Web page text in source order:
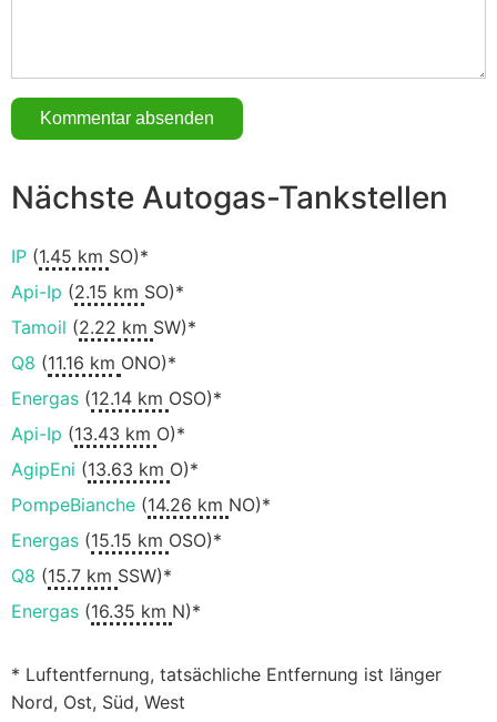
Nächste Autogas-Tankstellen
IP (1.45 km SO)*
Api-Ip (2.15 km SO)*
Tamoil (2.22 km SW)*
Q8 (11.16 km ONO)*
Energas (12.14 km OSO)*
Api-Ip (13.43 km O)*
AgipEni (13.63 km O)*
PompeBianche (14.26 km NO)*
Energas (15.15 km OSO)*
Q8 (15.7 km SSW)*
Energas (16.35 km N)*
* Luftentfernung, tatsächliche Entfernung ist länger
Nord, Ost, Süd, West